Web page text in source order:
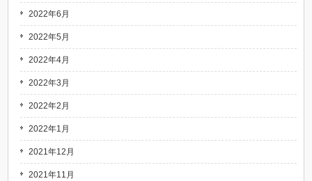
2022年6月
2022年5月
2022年4月
2022年3月
2022年2月
2022年1月
2021年12月
2021年11月